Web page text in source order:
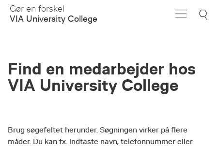
Skip
Main
Gør en forskel
VIA University College
Find en medarbejder hos
VIA University College
Brug søgefeltet herunder. Søgningen virker på flere
måder. Du kan fx. indtaste navn, telefonnummer eller